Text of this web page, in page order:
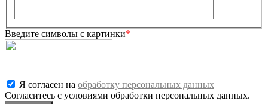
Введите символы с картинки*
Я согласен на обработку персональных данных
Согласитесь с условиями обработки персональных данных.